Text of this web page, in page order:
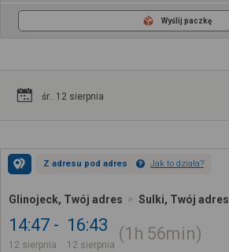
Wyślij paczkę
śr.. 12 sierpnia
Z adresu pod adres Jak to działa?
Glinojeck, Twój adres Sulki, Twój adres
14:47
12 sierpnia
16:43
12 sierpnia
1h 56min